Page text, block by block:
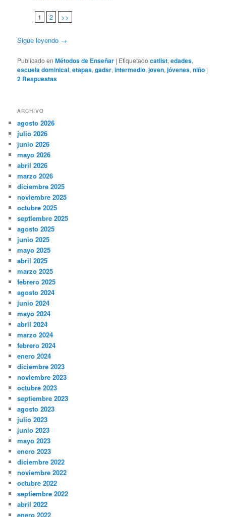
1 2 >>
Sigue leyendo →
Publicado en Métodos de Enseñar | Etiquetado catlist,edades,
escuela dominical,etapas,gadsr,intermedio,joven,jóvenes,niño |
2 Respuestas
ARCHIVO
agosto 2026
julio 2026
junio 2026
mayo 2026
abril 2026
marzo 2026
diciembre 2025
noviembre 2025
octubre 2025
septiembre 2025
agosto 2025
junio 2025
mayo 2025
abril 2025
marzo 2025
febrero 2025
agosto 2024
junio 2024
mayo 2024
abril 2024
marzo 2024
febrero 2024
enero 2024
diciembre 2023
noviembre 2023
octubre 2023
septiembre 2023
agosto 2023
julio 2023
junio 2023
mayo 2023
enero 2023
diciembre 2022
noviembre 2022
octubre 2022
septiembre 2022
abril 2022
enero 2022